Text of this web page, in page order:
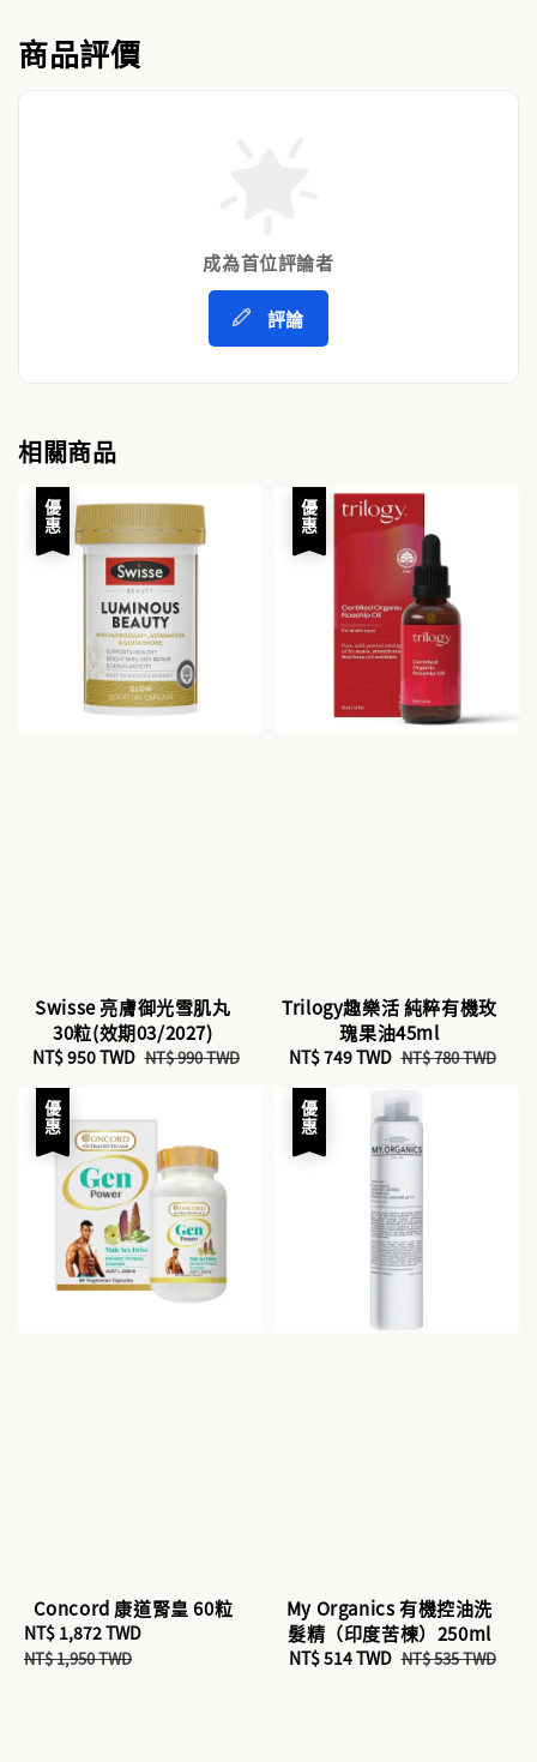
商品評價
成為首位評論者
評論
相關商品
優惠
Swisse 亮膚御光雪肌丸
30粒(效期03/2027)
Sale
price
NT$ 950 TWD Regular
NT$ 990 TWD
優惠
Trilogy趣樂活 純粹有機玫
瑰果油45ml
Sale
price
NT$ 749 TWD Regular
NT$ 780 TWD
優惠
Concord 康道腎皇 60粒
Sale
price
NT$ 1,872 TWD
NT$ 1,950 TWD
優惠
My Organics 有機控油洗
髮精（印度苦楝）250ml
Sale
NT$ 514 TWD Regular
NT$ 535 TWD